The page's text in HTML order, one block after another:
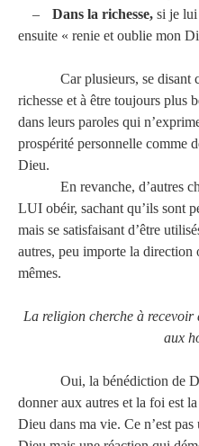
Dans la richesse, si je lui
ensuite « renie et oublie mon
Car plusieurs, se disant
richesse et à être toujours plus
dans leurs paroles qui
prospérité personnelle comme
Dieu.
En revanche, d’autres
LUI obéir, sachant qu’ils sont
mais se satisfaisant d’être
autres, peu importe la direction
mêmes.
La religion cherche à
aux
Oui, la bénédiction de
donner aux autres et la foi est
Dieu dans ma vie. Ce n’est